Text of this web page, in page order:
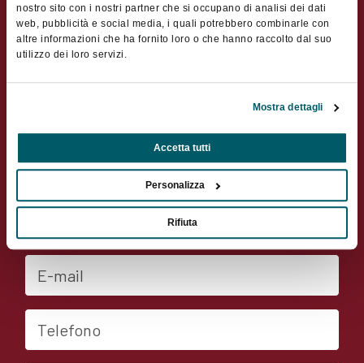
nostro sito con i nostri partner che si occupano di analisi dei dati
web, pubblicità e social media, i quali potrebbero combinarle con
altre informazioni che ha fornito loro o che hanno raccolto dal suo
utilizzo dei loro servizi.
Mostra dettagli
Accetta tutti
Personalizza
Rifiuta
Indirizzo
Nazione
E-mail
Telefono